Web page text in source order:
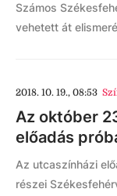
Számos
vehetett át
2018. 10. 19., 08:53
Az október
előadás
Az utcaszínházi
részei